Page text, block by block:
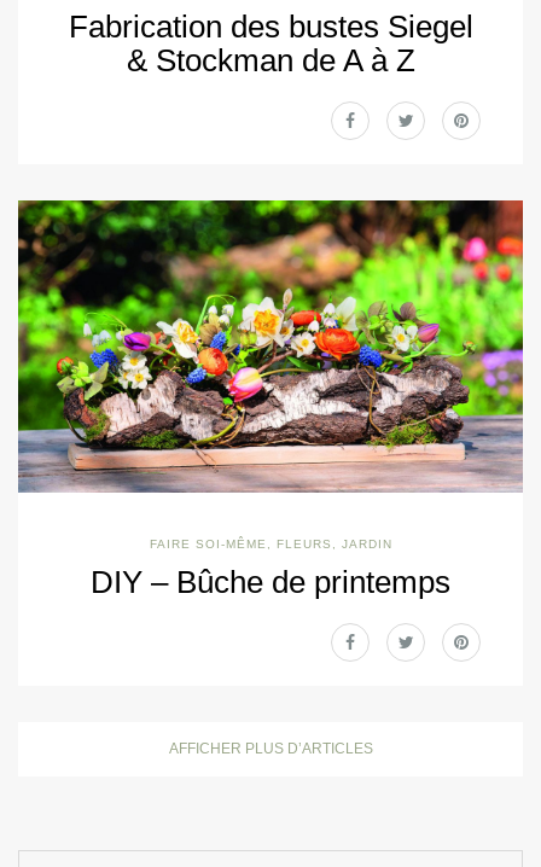
Fabrication des bustes Siegel
& Stockman de A à Z
FAIRE SOI-MÊME FLEURS JARDIN
DIY – Bûche de printemps
AFFICHER PLUS D’ARTICLES